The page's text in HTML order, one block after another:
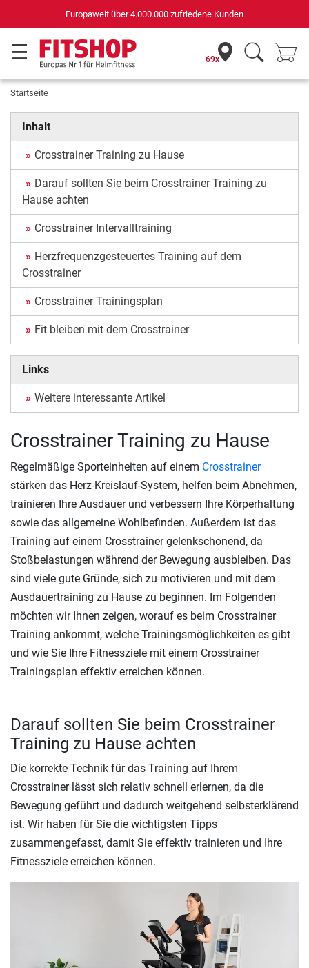
über 4.000.000 zufriedene Kunden
69x
Startseite
Inhalt
Crosstrainer Training zu Hause
Darauf sollten Sie beim Crosstrainer Training zu
Hause achten
Crosstrainer Intervalltraining
Herzfrequenzgesteuertes Training auf dem
Crosstrainer
Crosstrainer Trainingsplan
Fit bleiben mit dem Crosstrainer
Links
Weitere interessante Artikel
Crosstrainer Training zu Hause
Regelmäßige Sporteinheiten auf einem Crosstrainer
stärken das Herz-Kreislauf-System, helfen beim Abnehmen,
trainieren Ihre Ausdauer und verbessern Ihre Körperhaltung
sowie das allgemeine Wohlbefinden. Außerdem ist das
Training auf einem Crosstrainer gelenkschonend, da
Stoßbelastungen während der Bewegung ausbleiben. Das
sind viele gute Gründe, sich zu motivieren und mit dem
Ausdauertraining zu Hause zu beginnen. Im Folgenden
möchten wir Ihnen zeigen, worauf es beim Crosstrainer
Training ankommt, welche Trainingsmöglichkeiten es gibt
und wie Sie Ihre Fitnessziele mit einem Crosstrainer
Trainingsplan effektiv erreichen können.
Darauf sollten Sie beim Crosstrainer
Training zu Hause achten
Die korrekte Technik für das Training auf Ihrem
Crosstrainer lässt sich relativ schnell erlernen, da die
Bewegung geführt und dadurch weitgehend selbsterklärend
ist. Wir haben für Sie die wichtigsten Tipps
zusammengefasst, damit Sie effektiv trainieren und Ihre
Fitnessziele erreichen können.